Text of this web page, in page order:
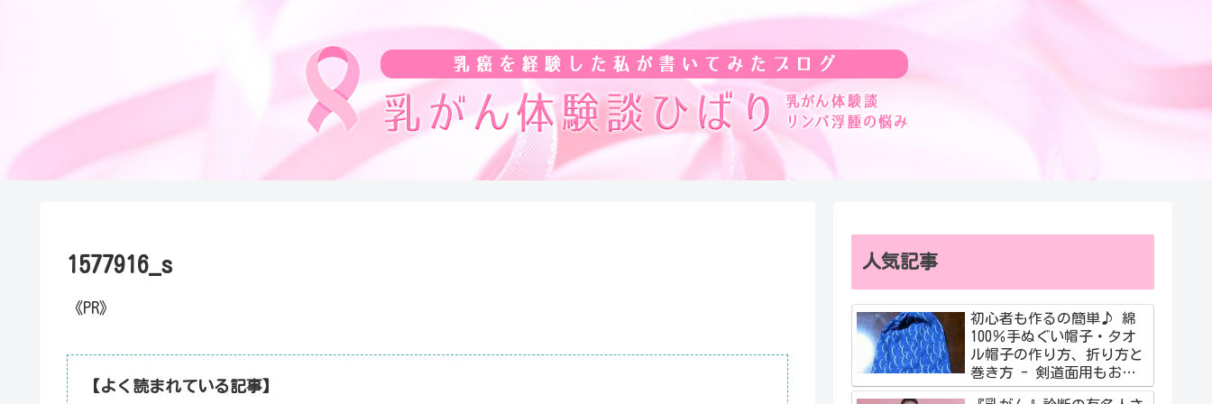
1577916_s
《PR》
【よく読まれている記事】
人気記事
初心者も作るの簡単♪ 綿
100％手ぬぐい帽子・タオ
ル帽子の作り方、折り方と
巻き方 - 剣道面用もおす
すめ！簡単動画も紹介